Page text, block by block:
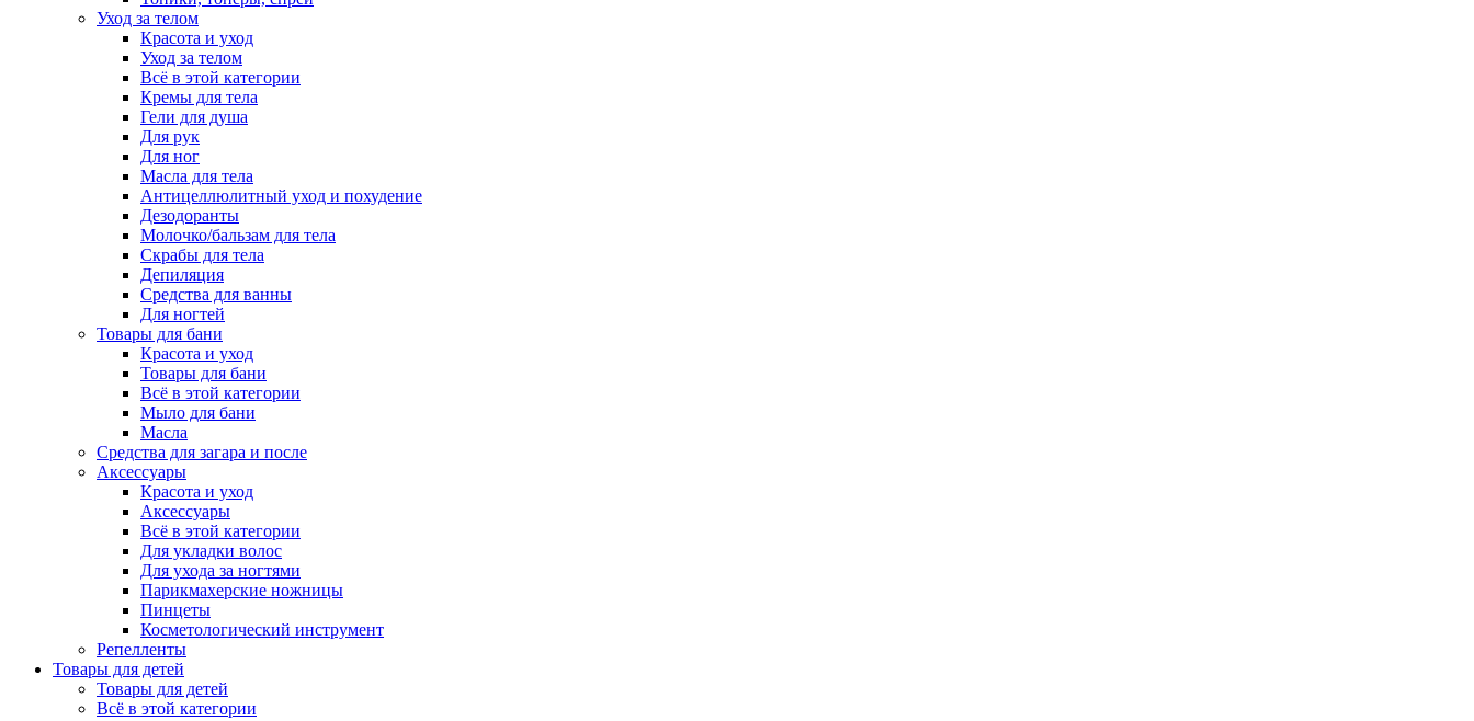
Уход за телом
Красота и уход
Уход за телом
Всё в этой категории
Кремы для тела
Гели для душа
Для рук
Для ног
Масла для тела
Антицеллюлитный уход и похудение
Дезодоранты
Молочко/бальзам для тела
Скрабы для тела
Депиляция
Средства для ванны
Для ногтей
Товары для бани
Красота и уход
Товары для бани
Всё в этой категории
Мыло для бани
Масла
Средства для загара и после
Аксессуары
Красота и уход
Аксессуары
Всё в этой категории
Для укладки волос
Для ухода за ногтями
Парикмахерские ножницы
Пинцеты
Косметологический инструмент
Репелленты
Товары для детей
Товары для детей
Всё в этой категории